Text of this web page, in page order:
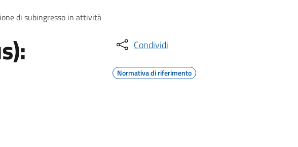
di subingresso in attività
Condividi
Normativa di riferimento